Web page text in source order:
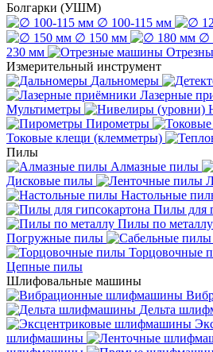
Болгарки (УШМ)
∅ 100-115 мм
∅ 150 мм
∅
230 мм
Измерительный инструмент
Дальномеры
Лазерные
Мультиметры
Пирометры
Токовые клещи (клемметры)
Пилы
Алмазные пилы
Дисковые пилы
Настольные
Пилы для
Пилы по металлу
Погружные пилы
Торцовочные
Цепные пилы
Шлифовальные машины
Дельта
шлифмашины